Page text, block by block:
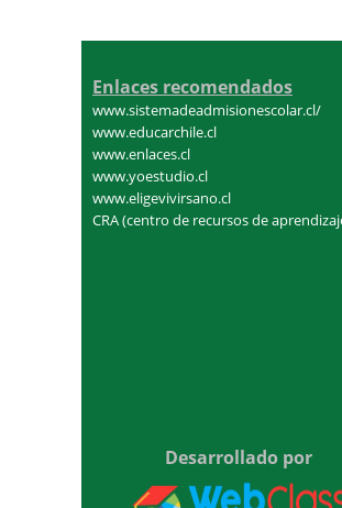
Enlaces recomendados
www.sistemadeadmisionescolar.cl/
www.educarchile.cl
www.enlaces.cl
www.yoestudio.cl
www.eligevivirsano.cl
CRA (centro de recursos de
Desarrollado por